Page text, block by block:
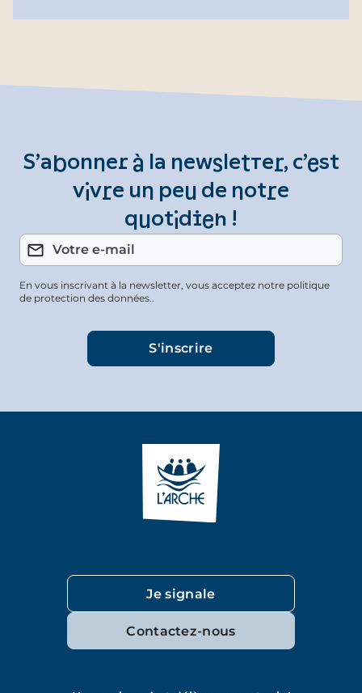
S’abonner à la newsletter, c’est
vivre un peu de notre
quotidien !
En vous inscrivant à la newsletter, vous acceptez notre politique
de protection des données..
Je signale
Contactez-nous